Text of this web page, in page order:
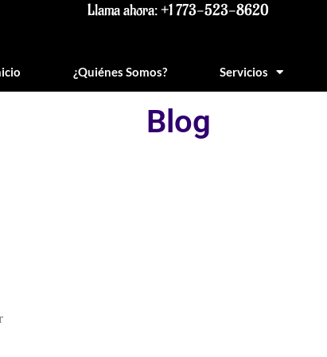
Llama ahora: +1 773-523-8620
¿Quiénes Somos? Servicios
Blog